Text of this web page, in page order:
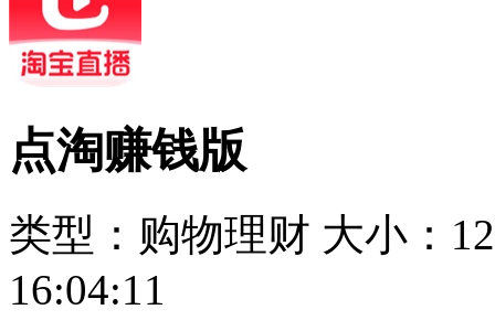
点淘赚钱版
类型：购物理财 大小：
16:04:11